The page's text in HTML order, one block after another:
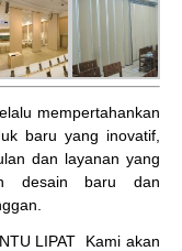
mempertahankan
baru yang inovatif,
dan layanan yang
desain baru dan
LIPAT
Kami akan